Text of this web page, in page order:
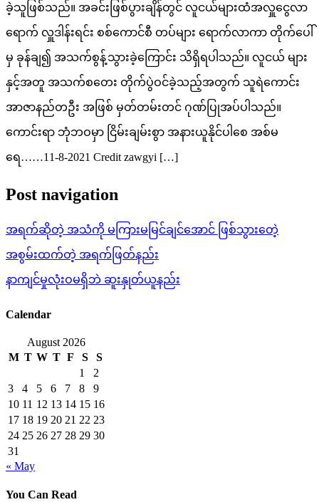
ခဲ့သူဖြစ်သည်။ အခင်းဖြစ်ပွားချိန်တွင် လူငယ်များထံအလှူငွေလာ
ရောက် လှူဒါန်းရင်း စစ်ကောင်စီ တပ်များ ရောက်လာကာ တိုက်ပေါ်
မှ ခုန်ချ၍ အသက်စွန့်သွားခဲ့ကြောင်း သိရှိရပါသည်။ လူငယ် များ
နှင့်အတူ အသက်စတေး တိုက်ပွဲဝင်ခဲ့သည့်အတွက် သူရဲကောင်း
အာဇာနည်တဦး အဖြစ် မှတ်တမ်းတင် ဂုဏ်ပြုအပ်ပါသည်။
ကောင်းရာ ဘုံဘဝမှာ ငြိမ်းချမ်းစွာ အနားယူနိုင်ပါစေ အစ်မ
ရေ……11-8-2021 Credit zawgyi […]
Post navigation
အရက်ဆိုတဲ့ အသံကို မကြားမမြင်ချင်အောင် ဖြစ်သွားတေဲ့
အစွမ်းထက်တဲ့ အရက်ဖြတ်နည်း
နာကျင်မှုလုံးဝမရှိဘဲ ဆူးနှုတ်ယူနည်း
Calendar
August 2026
M T W T F S
S
1
2
3
4 5 6 7 8
9
10 11 12 13 14 15 16
17 18 19 20 21 22 23
24 25 26 27 28 29 30
31
« May
You Can Read